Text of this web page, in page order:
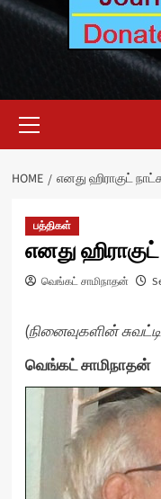
Menu
HOME எனது ஹிராகுட்
பத்திகள்
எனது
வெங்கட் சாமிநாதன்
(நினைவுகளின்
வெங்கட் சாமிநாதன்